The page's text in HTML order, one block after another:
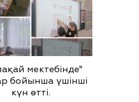
мектебінде"
бойынша үшінші
күн өтті.